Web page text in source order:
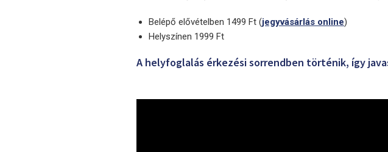
Belépő elővételben 1499 Ft (jegyvásárlás online)
Helyszínen 1999 Ft
A helyfoglalás érkezési sorrendben történik, így